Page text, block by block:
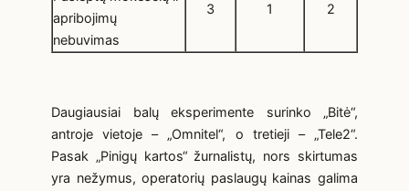
apribojimų
nebuvimas
3 1 2
Daugiausiai balų eksperimente surinko „Bitė“,
antroje vietoje – „Omnitel“, o tretieji – „Tele2“.
Pasak „Pinigų kartos“ žurnalistų, nors skirtumas
yra nežymus, operatorių paslaugų kainas galima